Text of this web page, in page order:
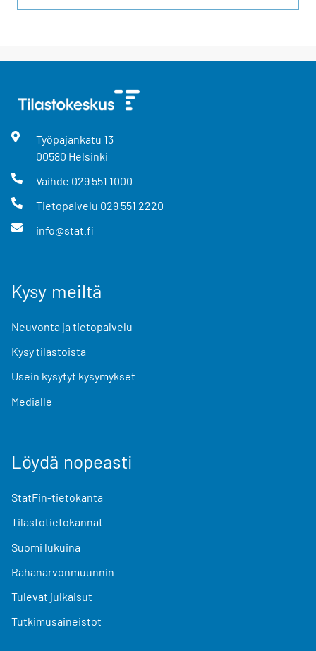
Työpajankatu 13
00580 Helsinki
Vaihde 029 551 1000
Tietopalvelu 029 551 2220
info@stat.fi
Kysy meiltä
Neuvonta ja tietopalvelu
Kysy tilastoista
Usein kysytyt kysymykset
Medialle
Löydä nopeasti
StatFin-tietokanta
Tilastotietokannat
Suomi lukuina
Rahanarvonmuunnin
Tulevat julkaisut
Tutkimusaineistot